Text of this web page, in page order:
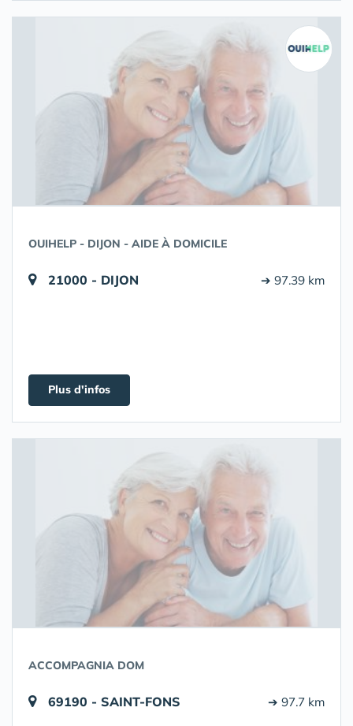
OUIHELP - DIJON - AIDE À DOMICILE
21000 - DIJON ➔ 97.39 km
Plus d'infos
ACCOMPAGNIA DOM
69190 - SAINT-FONS ➔ 97.7 km